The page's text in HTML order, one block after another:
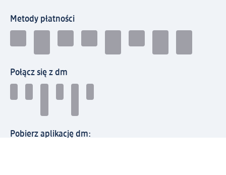
Metody płatności
Połącz się z dm
Pobierz aplikację dm: